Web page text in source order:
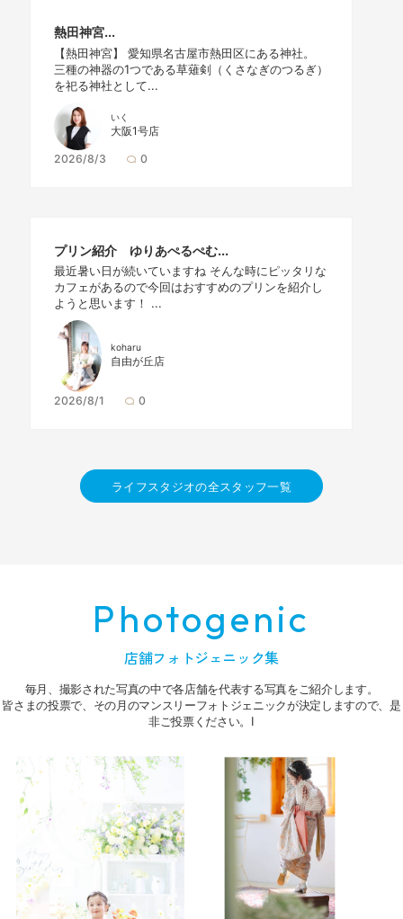
熱田神宮...
【熱田神宮】 愛知県名古屋市熱田区にある神社。
三種の神器の1つである草薙剣（くさなぎのつるぎ）
を祀る神社として...
いく
大阪1号店
2026/8/3 0
プリン紹介 ゆりあぺるぺむ...
最近暑い日が続いていますね そんな時にピッタリな
カフェがあるので今回はおすすめのプリンを紹介し
ようと思います！ ...
koharu
自由が丘店
2026/8/1 0
ライフスタジオの全スタッフ一覧
Photogenic
店舗フォトジェニック集
毎月、撮影された写真の中で各店舗を代表する写真をご紹介します。
皆さまの投票で、その月のマンスリーフォトジェニックが決定しますので、是
非ご投票ください。I